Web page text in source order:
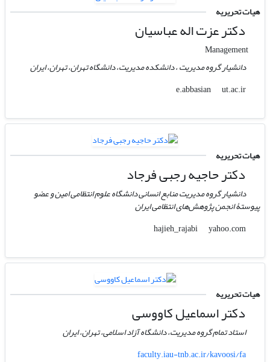
هیات تحریریه
دکتر عزت اله عباسیان
Management
دانشیار گروه مدیریت ، دانشکده مدیریت، دانشگاه تهران، تهران، ایران
e.abbasian
ut.ac.ir
هیات تحریریه
دکتر حاجیه رجبی فرجاد
دانشیار گروه مدیریت منابع انسانی دانشگاه علوم انتظامی امین و عضو
پیوستۀ انجمن پژوهش‌های انتظامی ایران
hajieh_rajabi
yahoo.com
هیات تحریریه
دکتر اسماعیل کاووسی
استاد تمام گروه مدیریت، دانشگاه آزاد اسلامی، تهران، ایران
faculty.iau-tnb.ac.ir/kavoosi/fa